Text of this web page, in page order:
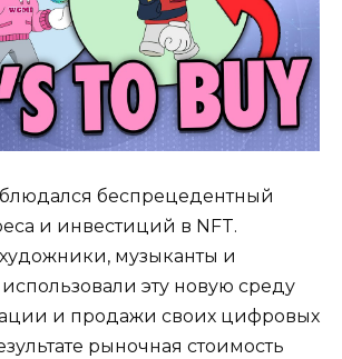
беспрецедентный
и инвестиций в NFT.
музыканты и
эту новую среду
и продажи своих цифровых
рыночная стоимость